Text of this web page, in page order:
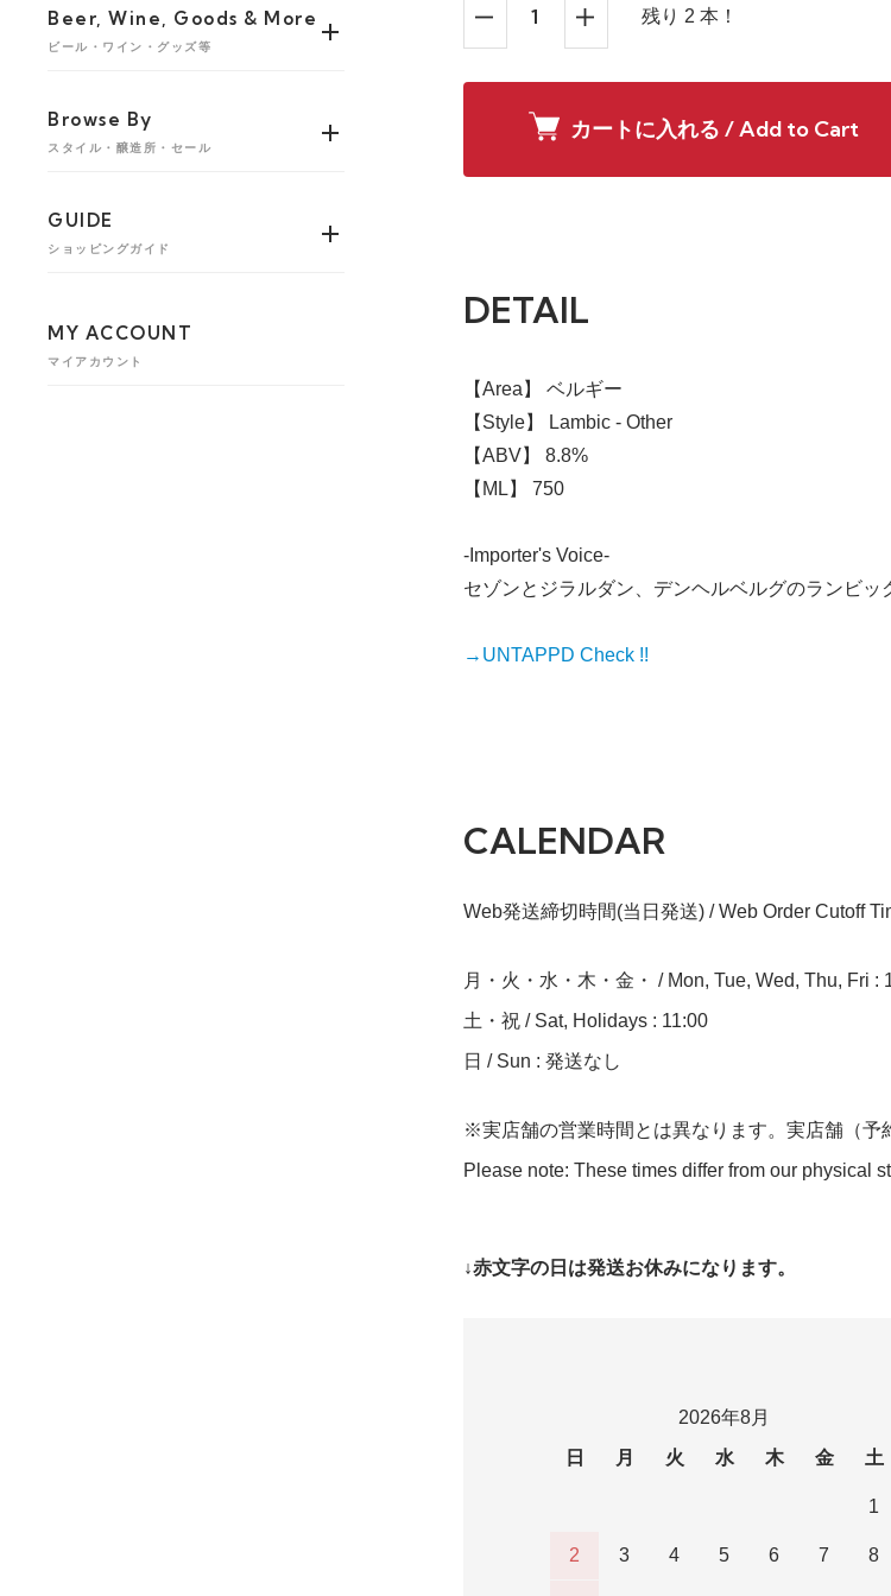
Beer, Wine, Goods & More
ビール・ワイン・グッズ等
Browse By
スタイル・醸造所・セール
GUIDE
ショッピングガイド
MY ACCOUNT
マイアカウント
残り 2 本！
カートに入れる / Add to Cart
DETAIL
【Area】 ベルギー
【Style】 Lambic - Other
【ABV】 8.8%
【ML】 750
-Importer's Voice-
セゾンとジラルダン、デンヘルベルグのランビ
→UNTAPPD Check !!
CALENDAR
Web発送締切時間(当日発送) / Web Order Cutoff
月・火・水・木・金・ / Mon, Tue, Wed, Thu, Fri :
土・祝 / Sat, Holidays : 11:00
日 / Sun : 発送なし
※実店舗の営業時間とは異なります。実店舗（予
Please note: These times differ from our physical
↓赤文字の日は発送お休みになります。
2026年8月
日
月 火 水 木 金 土
1
2 3 4 5 6 7 8